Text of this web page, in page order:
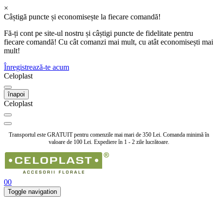
×
Câștigă puncte și economisește la fiecare comandă!
Fă-ți cont pe site-ul nostru și câștigi puncte de fidelitate pentru
fiecare comandă! Cu cât comanzi mai mult, cu atât economisești mai
mult!
Înregistrează-te acum
Celoplast
înapoi
Celoplast
Transportul este GRATUIT pentru comenzile mai mari de 350 Lei. Comanda minimă în
valoare de 100 Lei. Expediere în 1 - 2 zile lucrătoare.
00
Toggle navigation